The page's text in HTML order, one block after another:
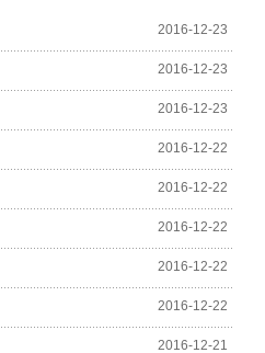
2016-12-23
2016-12-23
2016-12-23
2016-12-22
2016-12-22
2016-12-22
2016-12-22
2016-12-22
2016-12-21